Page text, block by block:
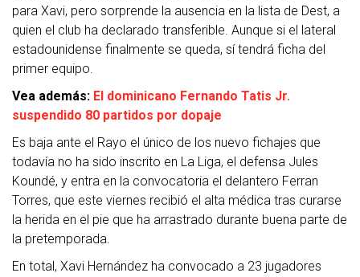
para Xavi, pero sorprende la ausencia en la lista de Dest, a
quien el club ha declarado transferible. Aunque si el lateral
estadounidense finalmente se queda, sí tendrá ficha del
primer equipo.
Vea además: El dominicano Fernando Tatis Jr.
suspendido 80 partidos por dopaje
Es baja ante el Rayo el único de los nuevo fichajes que
todavía no ha sido inscrito en La Liga, el defensa Jules
Koundé, y entra en la convocatoria el delantero Ferran
Torres, que este viernes recibió el alta médica tras curarse
la herida en el pie que ha arrastrado durante buena parte de
la pretemporada.
En total, Xavi Hernández ha convocado a 23 jugadores